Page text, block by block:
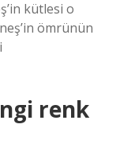
kütlesi o
ömrünün
renk